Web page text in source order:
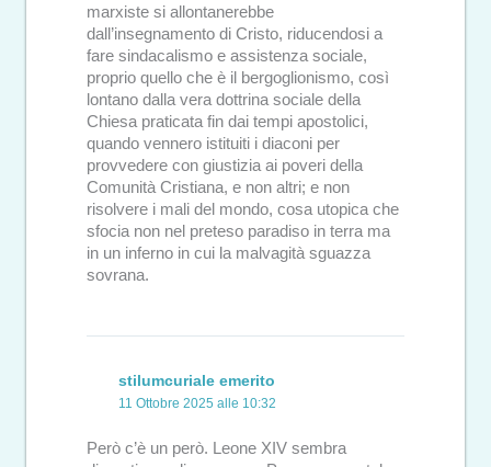
marxiste si allontanerebbe
dall’insegnamento di Cristo, riducendosi a
fare sindacalismo e assistenza sociale,
proprio quello che è il bergoglionismo, così
lontano dalla vera dottrina sociale della
Chiesa praticata fin dai tempi apostolici,
quando vennero istituiti i diaconi per
provvedere con giustizia ai poveri della
Comunità Cristiana, e non altri; e non
risolvere i mali del mondo, cosa utopica che
sfocia non nel preteso paradiso in terra ma
in un inferno in cui la malvagità sguazza
sovrana.
stilumcuriale emerito
11 Ottobre 2025 alle 10:32
Però c’è un però. Leone XIV sembra